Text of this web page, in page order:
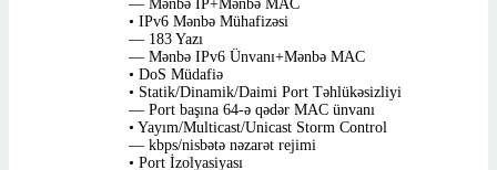
— Mənbə IP+Mənbə MAC
• IPv6 Mənbə Mühafizəsi
— 183 Yazı
— Mənbə IPv6 Ünvanı+Mənbə MAC
• DoS Müdafiə
• Statik/Dinamik/Daimi Port Təhlükəsizliyi
— Port başına 64-ə qədər MAC ünvanı
• Yayım/Multicast/Unicast Storm Control
— kbps/nisbətə nəzarət rejimi
• Port İzolyasiyası